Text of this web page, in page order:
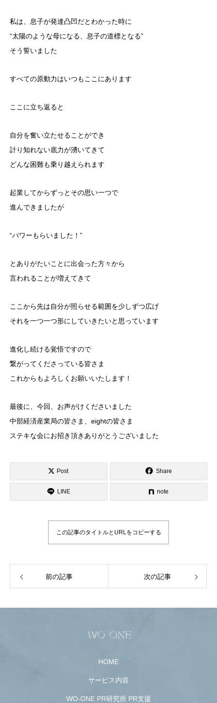
私は、息子が発達凸凹だとわかった時に
“太陽のような母になる、息子の道標となる”
そう誓いました
すべての原動力はいつもここにあります
ここに立ち返ると
自分を奮い立たせることができ
計り知れない底力が湧いてきて
どんな困難も乗り越えられます
起業してからずっとその思い一つで
進んできましたが
“パワーもらいました！”
とありがたいことに出会った方々から
言われることが増えてきて
ここから先は自分が照らせる範囲を少しずつ広げ
それを一つ一つ形にしていきたいと思っています
進化し続ける覚悟ですので
繋がってくださっている皆さま
これからもよろしくお願いいたします！
最後に、今回、お声がけくださいました
中部経済産業局の皆さま、eightの皆さま
ステキな会にお招き頂きありがとうございました
Post Share
LINE note
この記事のタイトルとURLをコピーする
前の記事 次の記事
HOME
サービス内容
WO-ONE PR研究所 PR支援